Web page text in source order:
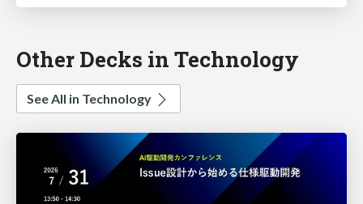
Other Decks in Technology
See All in Technology